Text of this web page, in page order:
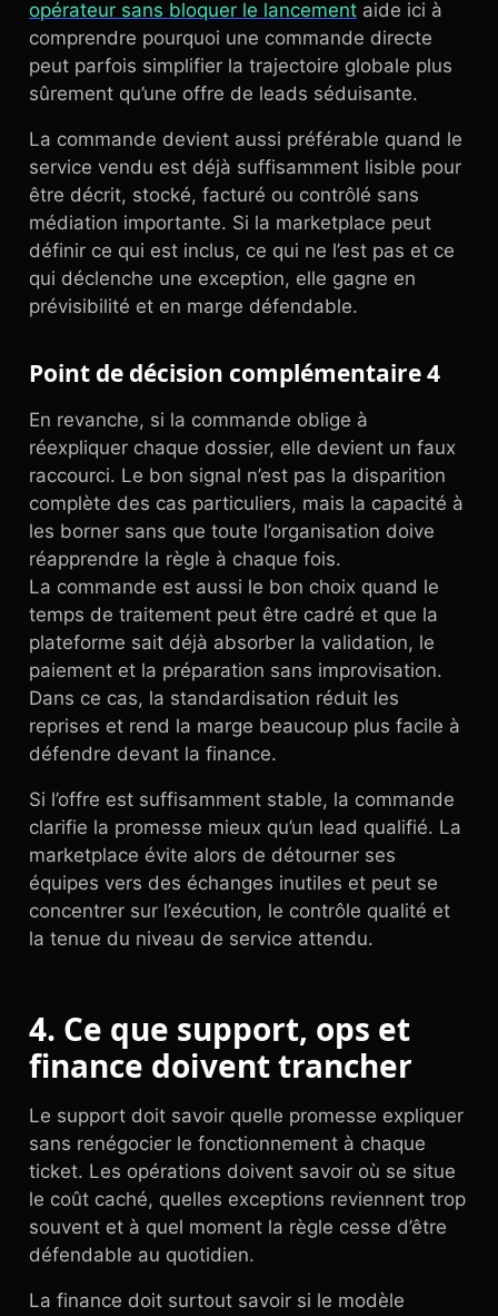
opérateur sans bloquer le lancement aide ici à
comprendre pourquoi une commande directe
peut parfois simplifier la trajectoire globale plus
sûrement qu’une offre de leads séduisante.
La commande devient aussi préférable quand le
service vendu est déjà suffisamment lisible pour
être décrit, stocké, facturé ou contrôlé sans
médiation importante. Si la marketplace peut
définir ce qui est inclus, ce qui ne l’est pas et ce
qui déclenche une exception, elle gagne en
prévisibilité et en marge défendable.
Point de décision complémentaire 4
En revanche, si la commande oblige à
réexpliquer chaque dossier, elle devient un faux
raccourci. Le bon signal n’est pas la disparition
complète des cas particuliers, mais la capacité à
les borner sans que toute l’organisation doive
réapprendre la règle à chaque fois.
La commande est aussi le bon choix quand le
temps de traitement peut être cadré et que la
plateforme sait déjà absorber la validation, le
paiement et la préparation sans improvisation.
Dans ce cas, la standardisation réduit les
reprises et rend la marge beaucoup plus facile à
défendre devant la finance.
Si l’offre est suffisamment stable, la commande
clarifie la promesse mieux qu’un lead qualifié. La
marketplace évite alors de détourner ses
équipes vers des échanges inutiles et peut se
concentrer sur l’exécution, le contrôle qualité et
la tenue du niveau de service attendu.
4. Ce que support, ops et
finance doivent trancher
Le support doit savoir quelle promesse expliquer
sans renégocier le fonctionnement à chaque
ticket. Les opérations doivent savoir où se situe
le coût caché, quelles exceptions reviennent trop
souvent et à quel moment la règle cesse d’être
défendable au quotidien.
La finance doit surtout savoir si le modèle